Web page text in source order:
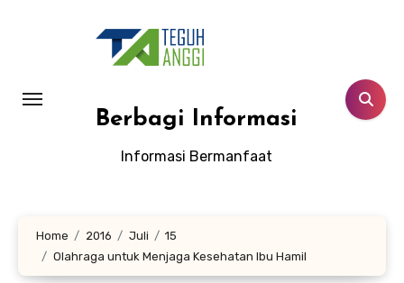
Berbagi Informasi
Informasi Bermanfaat
Home 2016 Juli
15
Olahraga untuk Menjaga Kesehatan Ibu Hamil